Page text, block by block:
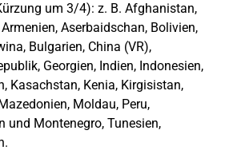
um 3/4): z. B. Afghanistan,
Aserbaidschan, Bolivien,
Bulgarien, China (VR),
Georgien, Indien, Indonesien,
Kasachstan, Kenia, Kirgisistan,
Moldau, Peru,
und Montenegro, Tunesien,